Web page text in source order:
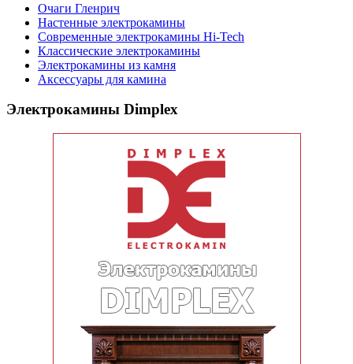
Очаги Гленрич
Настенные электрокамины
Современные электрокамины Hi-Tech
Классические электрокамины
Электрокамины из камня
Аксессуары для камина
Электрокамины Dimplex